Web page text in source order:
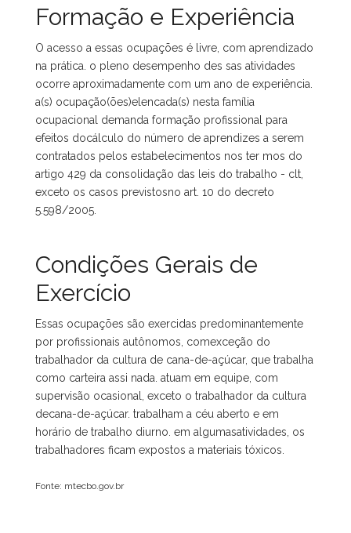
Formação e Experiência
O acesso a essas ocupações é livre, com aprendizado
na prática. o pleno desempenho des sas atividades
ocorre aproximadamente com um ano de experiência.
a(s) ocupação(ões)elencada(s) nesta família
ocupacional demanda formação profissional para
efeitos docálculo do número de aprendizes a serem
contratados pelos estabelecimentos nos ter mos do
artigo 429 da consolidação das leis do trabalho - clt,
exceto os casos previstosno art. 10 do decreto
5.598/2005.
Condições Gerais de
Exercício
Essas ocupações são exercidas predominantemente
por profissionais autônomos, comexceção do
trabalhador da cultura de cana-de-açúcar, que trabalha
como carteira assi nada. atuam em equipe, com
supervisão ocasional, exceto o trabalhador da cultura
decana-de-açúcar. trabalham a céu aberto e em
horário de trabalho diurno. em algumasatividades, os
trabalhadores ficam expostos a materiais tóxicos.
Fonte: mtecbo.gov.br